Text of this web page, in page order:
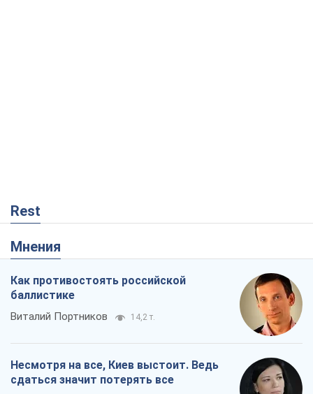
Rest
Мнения
Как противостоять российской
баллистике
Виталий Портников 14,2 т.
Несмотря на все, Киев выстоит. Ведь
сдаться значит потерять все